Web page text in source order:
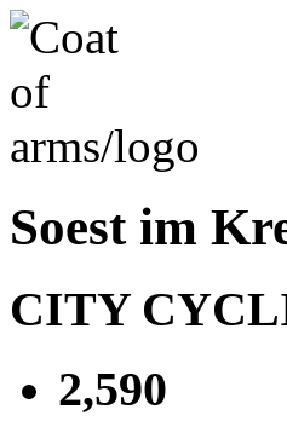
Soest im
CITY
2,590